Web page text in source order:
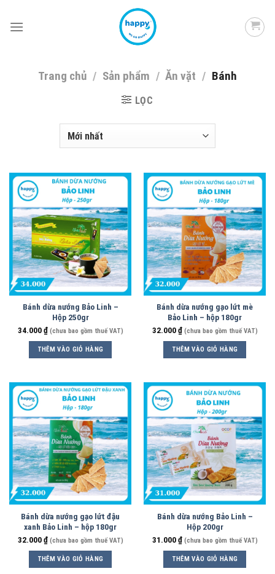
Trang chủ / Sản phẩm / Ăn vặt / Bánh
LỌC
Bánh dừa nướng Bảo Linh –
Hộp 250gr
34.000₫ (chưa bao gồm thuế VAT)
THÊM VÀO GIỎ HÀNG
Bánh dừa nướng gạo lứt mè
Bảo Linh – hộp 180gr
32.000₫ (chưa bao gồm thuế VAT)
THÊM VÀO GIỎ HÀNG
Bánh dừa nướng gạo lứt đậu
xanh Bảo Linh – hộp 180gr
32.000₫ (chưa bao gồm thuế VAT)
THÊM VÀO GIỎ HÀNG
Bánh dừa nướng Bảo Linh –
Hộp 200gr
31.000₫ (chưa bao gồm thuế VAT)
THÊM VÀO GIỎ HÀNG